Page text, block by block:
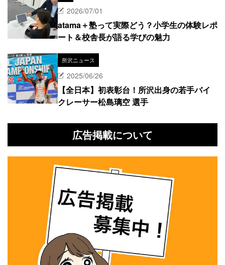
2026/07/01
atama＋塾って実際どう？小学生の体験レポ
ート＆校舎長が語る学びの魅力
所沢ニュース
2025/06/26
【全日本】初表彰台！所沢出身の若手バイ
クレーサー松島璃空 選手
広告掲載について